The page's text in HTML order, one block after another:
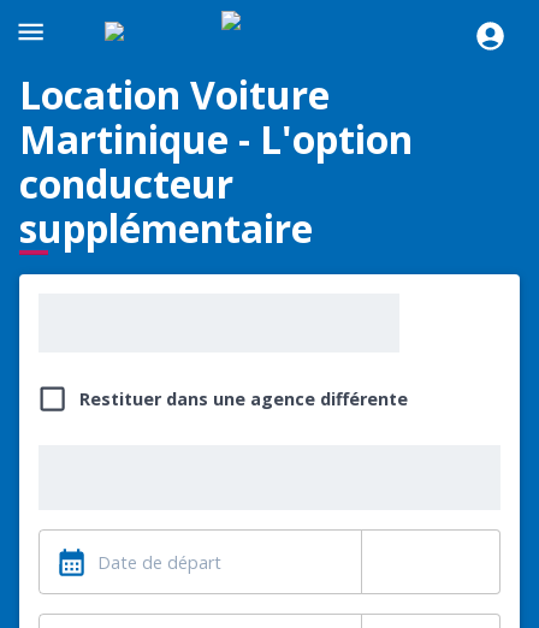
Location Voiture
Martinique - L'option
conducteur
supplémentaire
Restituer dans une agence différente